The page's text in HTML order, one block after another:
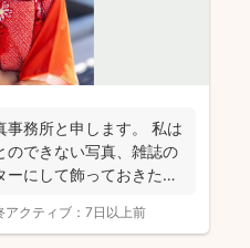
事務所と申します。 私は
のできない写真、雑誌の
にして飾っておきたい
アクティブ： 7日以上前